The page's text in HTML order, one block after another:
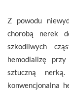
Z powodu
chorobą nerek
szkodliwych
hemodializę
sztuczną
konwencjonalna